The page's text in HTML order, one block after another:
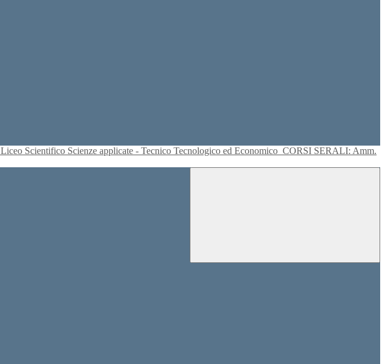
Liceo Scientifico Scienze applicate - Tecnico Tecnologico ed Economico CORSI SERALI: Amm.